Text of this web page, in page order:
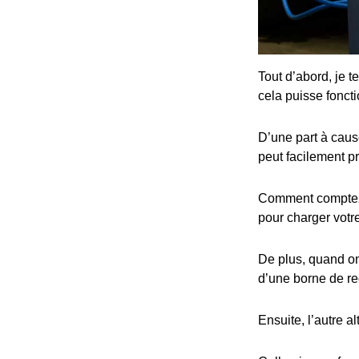
Tout d’abord, je
cela puisse
D’une part à
peut facilement
Comment
pour charger
De plus, quand
d’une borne de
Ensuite, l’autre